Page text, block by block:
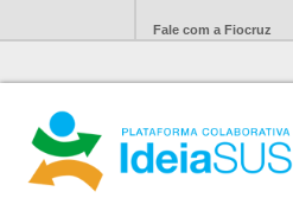
Fale com a Fiocruz